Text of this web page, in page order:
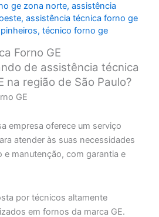
ge zona norte,assistência
,assistência técnica forno ge
,técnico forno ge
Forno GE
de assistência técnica
na região de São Paulo?
GE
empresa oferece um serviço
atender às suas necessidades
e manutenção, com garantia e
por técnicos altamente
em fornos da marca GE.